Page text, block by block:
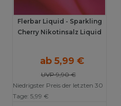
Flerbar Liquid - Sparkling
Cherry Nikotinsalz Liquid
UVP 9,90 €
ab 5,99 €
Niedrigster Preis der letzten 30
Tage: 5,99 €